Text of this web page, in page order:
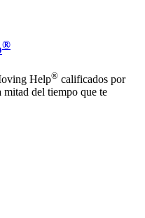
®
Help® calificados por
mitad del tiempo que te